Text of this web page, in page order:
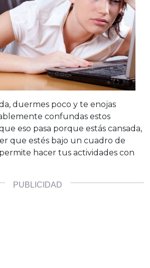
duermes poco y te enojas
confundas estos
eso pasa porque estás cansada,
que estés bajo un cuadro de
hacer tus actividades con